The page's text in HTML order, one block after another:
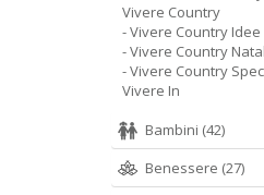
Vivere Country
- Vivere Country Idee
- Vivere Country
- Vivere Country
Vivere In
Bambini (42)
Benessere (27)